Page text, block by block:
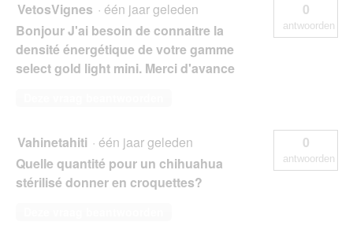
VetosVignes · één jaar geleden
Bonjour J'ai besoin de connaitre la
densité énergétique de votre gamme
select gold light mini. Merci d'avance
0
antwoorden
Vahinetahiti · één jaar geleden
Quelle quantité pour un chihuahua
stérilisé donner en croquettes?
0
antwoorden